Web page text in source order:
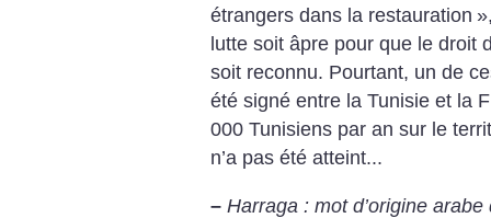
étrangers dans la restauration
lutte soit âpre pour que le droit
soit reconnu. Pourtant, un de
été signé entre la Tunisie et la
000 Tunisiens par an sur le
n’a pas été atteint...
– Harraga : mot d’origine